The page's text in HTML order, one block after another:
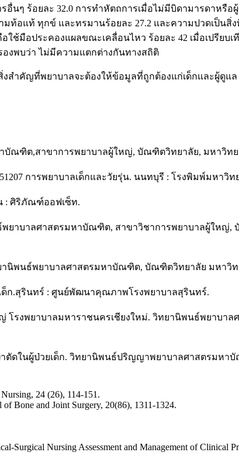
อื่นๆ ร้อยละ 32.0 การทำหัตถการเมื่อไม่มีบิดามารดาหรือ
ท้อแท้ ทุกข์ และทรมานร้อยละ 27.2 และความปวดเป็นสิ่ง
มือประคองแผลขณะเคลื่อนไหว ร้อยละ 42 เมื่อเปรียบเ
องพบว่า ไม่มีความแตกต่างกันทางสถิติ
ำคัญที่พยาบาลจะต้องให้ข้อมูลที่ถูกต้องแก่เด็กและผู้ดูแล
บัณฑิต,สาขาการพยาบาลผู้ใหญ่, บัณฑิตวิทยาลัย, มหาวิทย
การพยาบาลเด็กและวัยรุ่น. นนทบุรี : โรงพิมพ์มหาวิ
: ศิริภัณฑ์ออฟเซ็ท.
พยาบาลศาสตรมหาบัณฑิต, สาขาวิชาการพยาบาลผู้ใหญ่
ยานิพนธ์พยาบาลศาสตรมหาบัณฑิต, บัณฑิตวิทยาลัย มหาวิ
เด็ก.สุรินทร์ : ศูนย์พัฒนาคุณภาพโรงพยาบาลสุรินทร์.
รงพยาบาลมหาราชนครเชียงใหม่. วิทยานิพนธ์พยาบา
ตัดในผู้ป่วยเด็ก. วิทยานิพนธ์ปริญญาพยาบาลศาสตรมหา
24 (26), 114-151.
Bone and Joint Surgery, 20(86), 1311-1324.
Nursing Assessment and Management of Clinical